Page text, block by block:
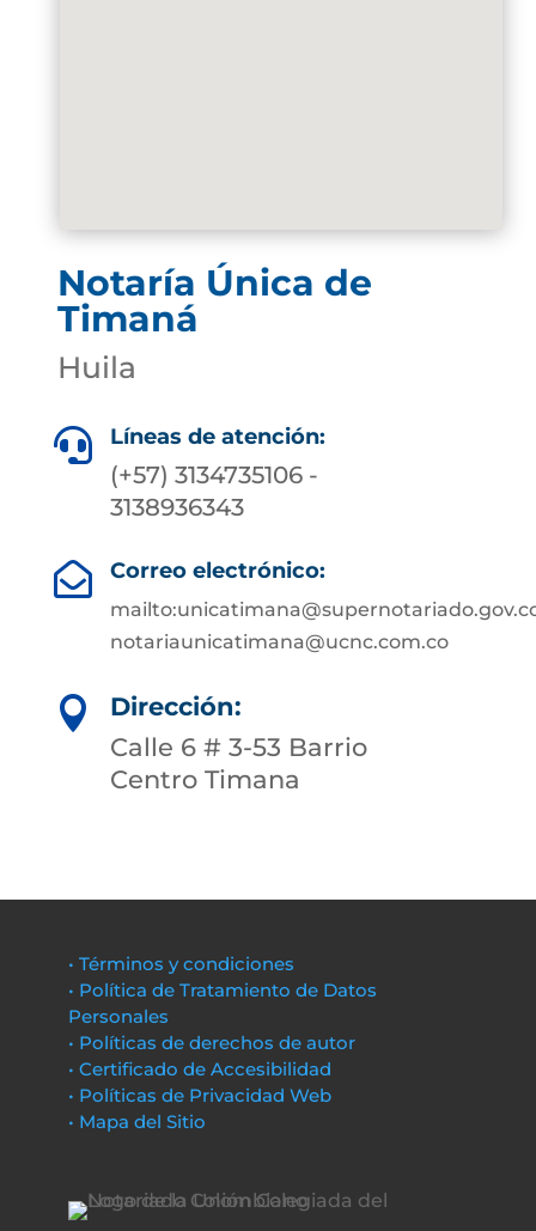
Notaría Única de
Timaná
Huila
 Líneas de atención:
(+57) 3134735106 -
3138936343
 Correo electrónico:
notariaunicatimana@ucnc.com.co

Dirección:
Calle 6 # 3-53 Barrio
Centro Timana
• Términos y condiciones
• Política de Tratamiento de Datos
Personales
• Políticas de derechos de autor
• Certificado de Accesibilidad
• Políticas de Privacidad Web
• Mapa del Sitio